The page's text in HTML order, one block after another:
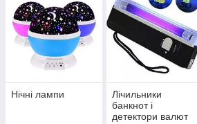
Нічні лампи
Лічильники
банкнот і
детектори валют